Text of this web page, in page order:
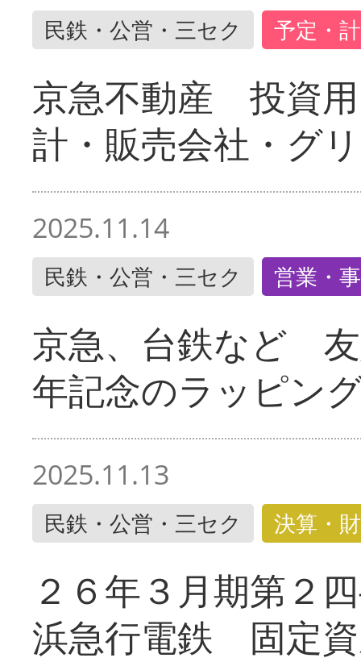
民鉄・公営・三セク 予定・
京急不動産 投資
計・販売会社・グ
2025.11.14
民鉄・公営・三セク 営業・
京急、台鉄など
年記念のラッピン
2025.11.13
民鉄・公営・三セク 決算・
２６年３月期第２
浜急行電鉄 固定